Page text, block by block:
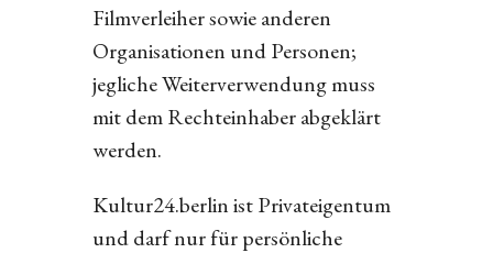
Filmverleiher sowie anderen
Organisationen und Personen;
jegliche Weiterverwendung muss
mit dem Rechteinhaber abgeklärt
werden.
Kultur24.berlin ist Privateigentum
und darf nur für persönliche